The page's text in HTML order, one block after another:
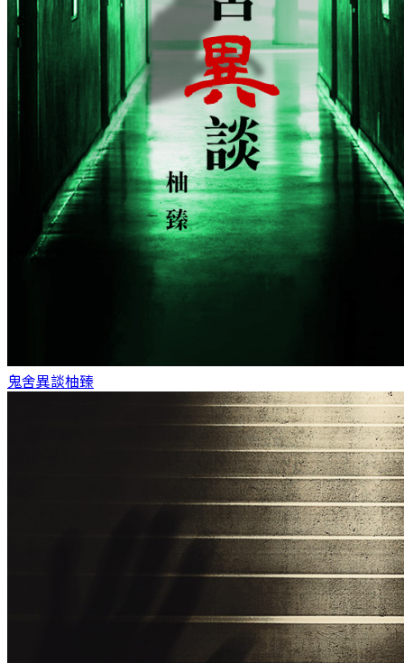
鬼舍異談柚臻